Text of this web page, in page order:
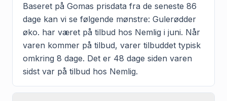
Baseret på Gomas prisdata fra de seneste 86
dage kan vi se følgende mønstre: Gulerødder
øko. har været på tilbud hos Nemlig i juni. Når
varen kommer på tilbud, varer tilbuddet typisk
omkring 8 dage. Det er 48 dage siden varen
sidst var på tilbud hos Nemlig.